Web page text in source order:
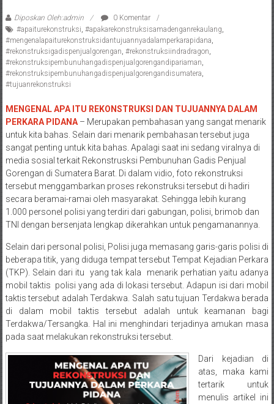
/
Pengacara
Perceraian/
Advokat
/
Konsultan
Hukum
/
Konsultan
Hukum
Pajak/
Mediator/
Mediasi/
Yogyakarta/Bantul/Sleman/Gunung
Kidul/Wonosari/Wates/Kulonprogo/
kalten/Solo/
Purwakarta,
Sukoharjo/
Semarang/
Batang/Brebes/
Purworejo,
Kebumen/Magelang/Temanggung/Mungkid/Demak/
Batu/
Blitar/Surabaya/Palembang/
Bekasi/Jakarta
Diposkan Oleh:admin
0 Komentar
#apaiturekonstruksi, #apakarekonstruksisamadenganrekaulang,
#mengenalapaiturekonstruksidantujuannyadalamperkarapidana,
#rekonstruksigadispenjualgorengan, #rekonstruksiindradragon,
#rekonstruksipembunuhangadispenjualgorengandipariaman,
#rekonstruksipembunuhangadispenjualgorengandisumatera,
#tujuanrekonstruksi
MENGENAL APA ITU REKONSTRUKSI DAN TUJUANNYA DALAM
PERKARA PIDANA– Merupakan pembahasan yang sangat menarik
untuk kita bahas. Selain dari menarik pembahasan tersebut juga
sangat penting untuk kita bahas. Apalagi saat ini sedang viralnya di
media sosial terkait Rekonstrusksi Pembunuhan Gadis Penjual
Gorengan di Sumatera Barat. Di dalam vidio, foto rekonstruksi
tersebut menggambarkan proses rekonstruksi tersebut di hadiri
secara beramai-ramai oleh masyarakat. Sehingga lebih kurang
1.000 personel polisi yang terdiri dari gabungan, polisi, brimob dan
TNI dengan bersenjata lengkap dikerahkan untuk pengamanannya.
Selain dari personal polisi, Polisi juga memasang garis-garis polisi di
beberapa titik, yang diduga tempat tersebut Tempat Kejadian Perkara
(TKP). Selain dari itu yang tak kala menarik perhatian yaitu adanya
mobil taktis polisi yang ada di lokasi tersebut. Adapun isi dari mobil
taktis tersebut adalah Terdakwa. Salah satu tujuan Terdakwa berada
di dalam mobil taktis tersebut adalah untuk keamanan bagi
Terdakwa/Tersangka. Hal ini menghindari terjadinya amukan masa
pada saat melakukan rekonstruksi tersebut.
Dari kejadian di
atas, maka kami
tertarik untuk
menulis artikel ini